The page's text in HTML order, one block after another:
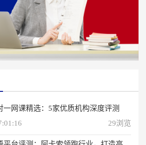
一网课精选：5家优质机构深度评测
29浏览